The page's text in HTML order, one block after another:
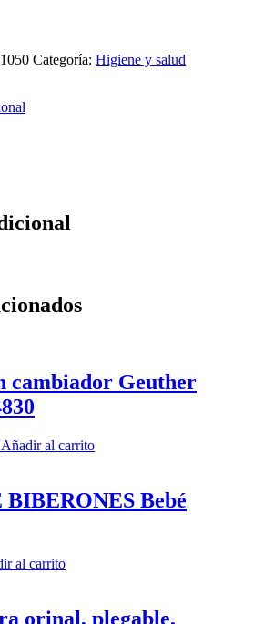
Categoría: Higiene y salud
cambiador Geuther
Añadir al carrito
BIBERONES Bebé
al carrito
orinal, plegable,